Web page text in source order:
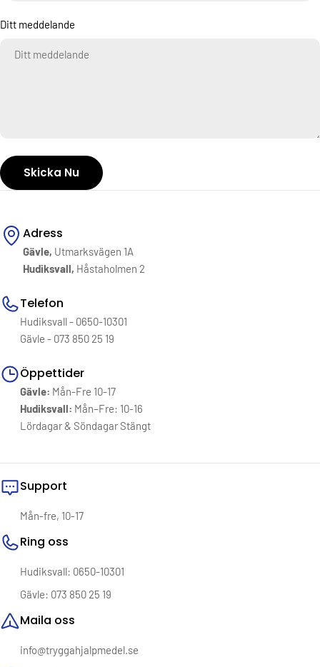
Ditt meddelande
Skicka Nu
Adress
Gävle, Utmarksvägen 1A
Hudiksvall, Håstaholmen 2
Telefon
Hudiksvall - 0650-10301
Gävle - 073 850 25 19
Öppettider
Gävle: Mån-Fre 10-17
Hudiksvall: Mån–Fre: 10-16
Lördagar & Söndagar Stängt
Support
Mån-fre, 10-17
Ring oss
Hudiksvall: 0650-10301
Gävle: 073 850 25 19
Maila oss
info@tryggahjalpmedel.se